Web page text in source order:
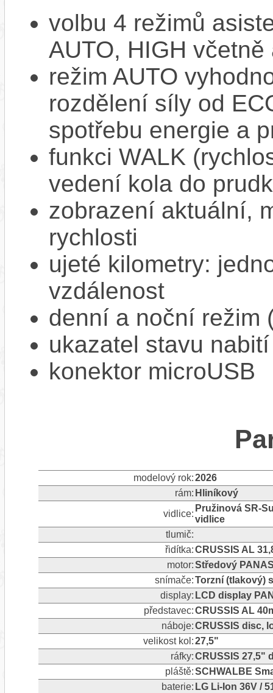
volbu 4 režimů
AUTO, HIGH
režim AUTO
rozdělení síly od
spotřebu energie a
funkci WALK
vedení kola do
zobrazení aktuální,
rychlosti
ujeté kilometry:
vzdálenost
denní a noční režim
ukazatel stavu
konektor microUSB
modelový rok:2026
rám: Hliníkový
vidlice:
Pružinová SR-
vidlice
tlumič:
řidítka:CRUSSIS AL
motor:Středový
snímače:Torzní (tlakový)
display: LCD display
představec:CRUSSIS AL
náboje:CRUSSIS disc,
velikost kol:27,5"
ráfky:CRUSSIS 27,5"
pláště:SCHWALBE
baterie: LG Li-Ion 36V /